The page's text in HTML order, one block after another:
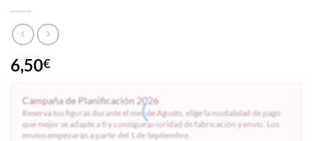
6,50€
Campaña de Planificación 2026
Reserva tus figuras durante el mes de Agosto, elige la modalidad de pago
que mejor se adapte a ti y consigue prioridad de fabricación y envío. Los
envíos empezarán a partir del 1 de Septiembre